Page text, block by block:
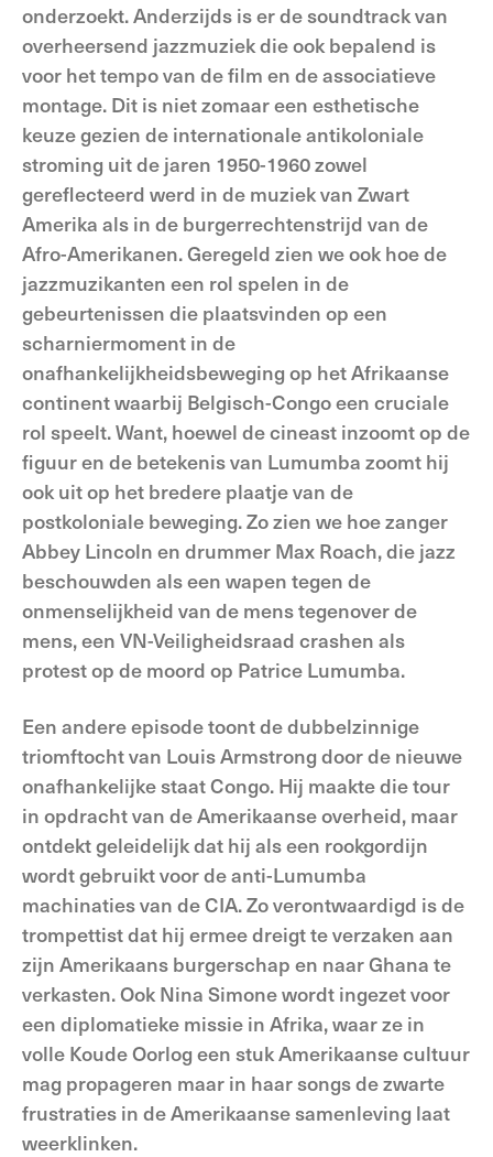
onderzoekt. Anderzijds is er de soundtrack van
overheersend jazzmuziek die ook bepalend is
voor het tempo van de film en de associatieve
montage. Dit is niet zomaar een esthetische
keuze gezien de internationale antikoloniale
stroming uit de jaren 1950-1960 zowel
gereflecteerd werd in de muziek van Zwart
Amerika als in de burgerrechtenstrijd van de
Afro-Amerikanen. Geregeld zien we ook hoe de
jazzmuzikanten een rol spelen in de
gebeurtenissen die plaatsvinden op een
scharniermoment in de
onafhankelijkheidsbeweging op het Afrikaanse
continent waarbij Belgisch-Congo een cruciale
rol speelt. Want, hoewel de cineast inzoomt op de
figuur en de betekenis van Lumumba zoomt hij
ook uit op het bredere plaatje van de
postkoloniale beweging. Zo zien we hoe zanger
Abbey Lincoln en drummer Max Roach, die jazz
beschouwden als een wapen tegen de
onmenselijkheid van de mens tegenover de
mens, een VN-Veiligheidsraad crashen als
protest op de moord op Patrice Lumumba.
Een andere episode toont de dubbelzinnige
triomftocht van Louis Armstrong door de nieuwe
onafhankelijke staat Congo. Hij maakte die tour
in opdracht van de Amerikaanse overheid, maar
ontdekt geleidelijk dat hij als een rookgordijn
wordt gebruikt voor de anti-Lumumba
machinaties van de CIA. Zo verontwaardigd is de
trompettist dat hij ermee dreigt te verzaken aan
zijn Amerikaans burgerschap en naar Ghana te
verkasten. Ook Nina Simone wordt ingezet voor
een diplomatieke missie in Afrika, waar ze in
volle Koude Oorlog een stuk Amerikaanse cultuur
mag propageren maar in haar songs de zwarte
frustraties in de Amerikaanse samenleving laat
weerklinken.